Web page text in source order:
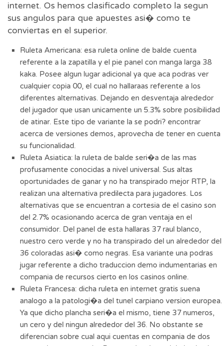
internet. Os hemos clasificado completo la segun
sus angulos para que apuestes asi� como te
conviertas en el superior.
Ruleta Americana: esa ruleta online de balde cuenta
referente a la zapatilla y el pie panel con manga larga 38
kaka. Posee algun lugar adicional ya que aca podras ver
cualquier copia 00, el cual no hallaraas referente a los
diferentes alternativas. Dejando en desventaja alrededor
del jugador que usan unicamente un 5.3% sobre posibilidad
de atinar. Este tipo de variante la se podri? encontrar
acerca de versiones demos, aprovecha de tener en cuenta
su funcionalidad.
Ruleta Asiatica: la ruleta de balde seri�a de las mas
profusamente conocidas a nivel universal. Sus altas
oportunidades de ganar y no ha transpirado mejor RTP, la
realizan una alternativa predilecta para jugadores. Los
alternativas que se encuentran a cortesia de el casino son
del 2.7% ocasionando acerca de gran ventaja en el
consumidor. Del panel de esta hallaras 37 raul blanco,
nuestro cero verde y no ha transpirado del un alrededor del
36 coloradas asi� como negras. Esa variante una podras
jugar referente a dicho traduccion demo indumentarias en
compania de recursos cierto en los casinos online.
Ruleta Francesa: dicha ruleta en internet gratis suena
analogo a la patologi�a del tunel carpiano version europea.
Ya que dicho plancha seri�a el mismo, tiene 37 numeros,
un cero y del ningun alrededor del 36. No obstante se
diferencian sobre cual aqui cuentas en compania de dos